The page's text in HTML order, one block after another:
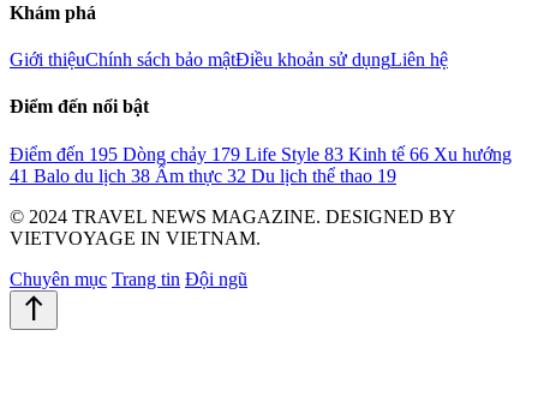
Khám phá
Giới thiệuChính sách bảo mậtĐiều khoản sử dụngLiên hệ
Điểm đến nổi bật
Điểm đến 195 Dòng chảy 179 Life Style 83 Kinh tế 66 Xu hướng
41 Balo du lịch 38 Ẩm thực 32 Du lịch thể thao 19
© 2024 TRAVEL NEWS MAGAZINE. DESIGNED BY
VIETVOYAGE IN VIETNAM.
Chuyên mục Trang tin Đội ngũ
north